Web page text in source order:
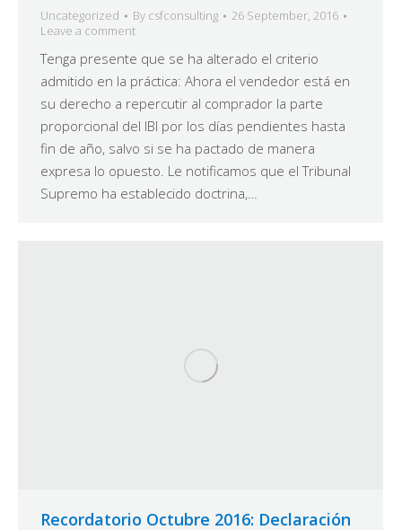
Uncategorized By csfconsulting
26 September, 2016
Leave a comment
Tenga presente que se ha alterado el criterio
admitido en la práctica: Ahora el vendedor está en
su derecho a repercutir al comprador la parte
proporcional del IBI por los días pendientes hasta
fin de año, salvo si se ha pactado de manera
expresa lo opuesto. Le notificamos que el Tribunal
Supremo ha establecido doctrina,…
Recordatorio Octubre 2016: Declaración